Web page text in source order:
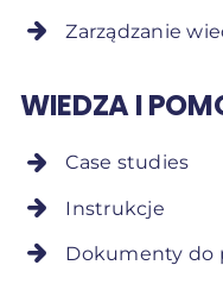
Zarządzanie
WIEDZA I
Case studies
Instrukcje
Dokumenty do